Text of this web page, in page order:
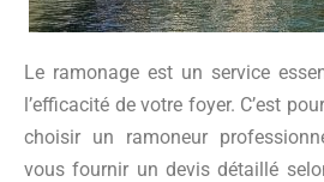
Le ramonage est un service
l’efficacité de votre foyer. C’est
choisir un ramoneur
vous fournir un devis détaillé